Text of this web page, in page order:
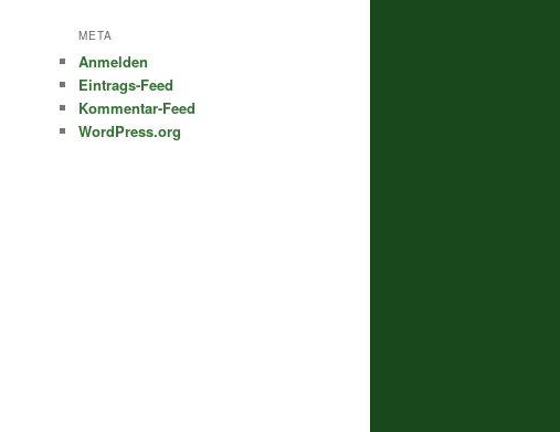
META
Anmelden
Eintrags-Feed
Kommentar-Feed
WordPress.org